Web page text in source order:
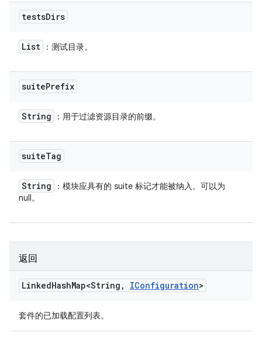
testsDirs
List ：测试目录。
suitePrefix
String ：用于过滤资源目录的前缀。
suiteTag
String
：模块应具有的 suite 标记才能被纳入。可以为
null。
返回
LinkedHashMap<String , IConfiguration>
套件的已加载配置列表。